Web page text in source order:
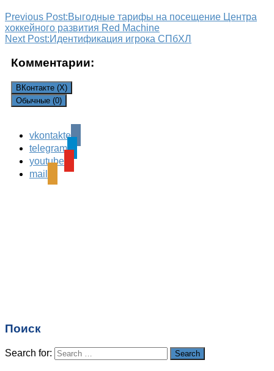
Previous Post:Выгодные тарифы на посещение Центра
хоккейного развития Red Machine
Next Post:Идентификация игрока СПбХЛ
Комментарии:
ВКонтакте (X)
Обычные (0)
Leave a Reply
Ваш адрес email не будет опубликован.
поля помечены
vkontakte
telegram
youtube
mail
Поиск
Search for: Search